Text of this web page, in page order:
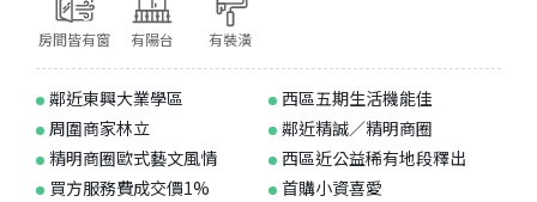
房間皆有窗 有陽台 有裝潢
鄰近東興大業學區
西區五期生活機能佳
周圍商家林立
鄰近精誠／精明商圈
精明商圈歐式藝文風情
西區近公益稀有地段釋出
買方服務費成交價1%
首購小資喜愛